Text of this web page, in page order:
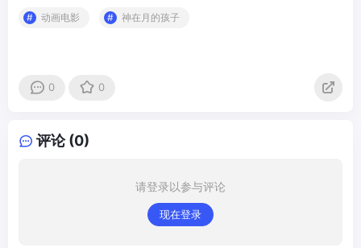
动画电影 神在月的孩子
0 0
评论 (0)
请登录以参与评论
现在登录